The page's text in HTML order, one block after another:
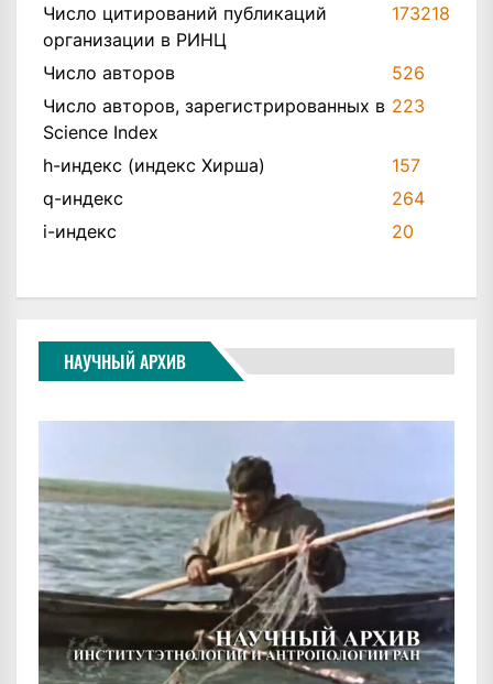
Число цитирований публикаций
организации в РИНЦ
173218
Число авторов
526
Число авторов, зарегистрированных в
Science Index
223
h-индекс (индекс Хирша)
157
q-индекс
264
i-индекс
20
НАУЧНЫЙ АРХИВ